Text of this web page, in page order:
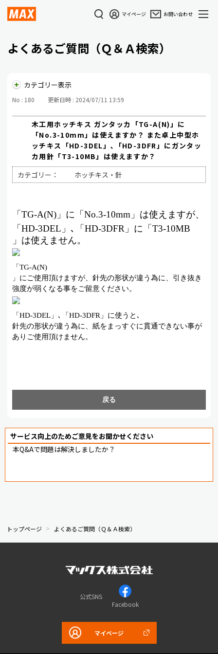
マイページ お問い合わせ
よくあるご質問（Ｑ＆Ａ検索）
カテゴリー表示
No : 180 更新日時 : 2024/07/11 13:59
木工用ホッチキス ガンタッカ「TG-A(N)」に
「No.3-10mm」は使えますか？ また卓上中型ホ
ッチキス「HD-3DEL」､「HD-3DFR」にガンタッ
カ用針「T3-10MB」は使えますか？
カテゴリー：
ホッチキス・針
「TG-A(N) 」に「No.3-10mm 」は使えますが、
「HD-3DEL 」 ､ 「HD-3DFR 」に「T3-10MB
」は使えません。
「TG-A(N)
」にご使用頂けますが、針先の形状が違う為に、引き抜き
強度が弱くなる事をご留意ください。
「HD-3DEL 」 ､ 「HD-3DFR 」に使うと ､
針先の形状が違う為に、紙をまっすぐに貫通できない事が
ありご使用頂けません。
戻る
サービス向上のためご意見をお聞かせください
本Q&Aで問題は解決しましたか？
トップページ よくあるご質問（Ｑ＆Ａ検索）
公式SNS
Facebook
マイページ